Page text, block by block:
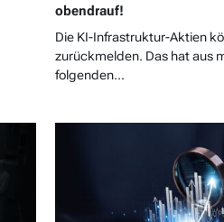
obendrauf!
Die KI-Infrastruktur-Aktien
zurückmelden. Das hat aus
folgenden...